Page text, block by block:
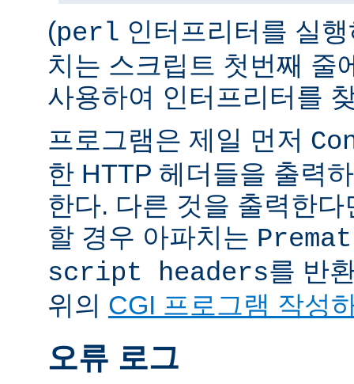
(perl 인터프리터를 실
치는 스크립트 첫번째 줄
사용하여 인터프리터를
프로그램은 제일 먼저
한 HTTP 헤더들을 출력
한다. 다른 것을 출력한
할 경우 아파치는
script headers를 반
위의 CGI 프로그램 작성
오류 로그